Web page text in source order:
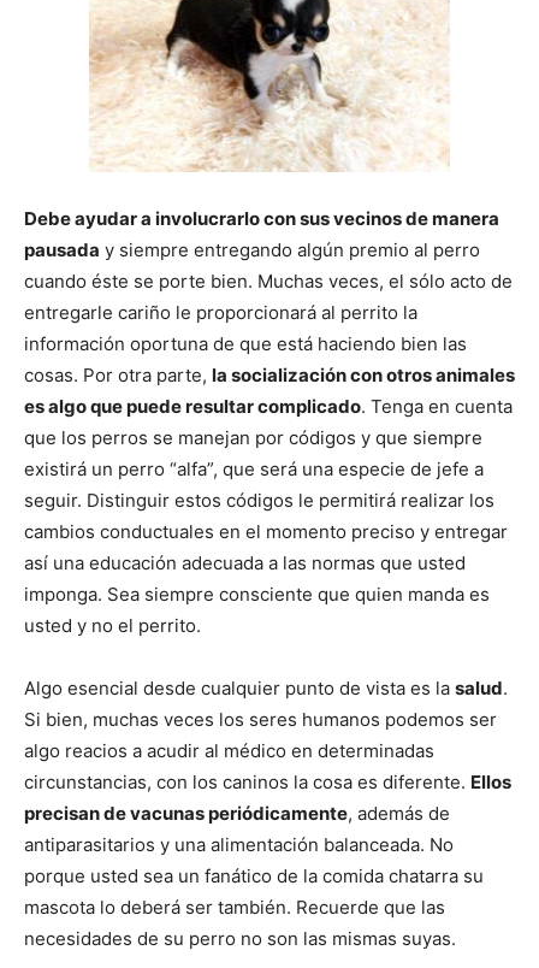
Perros
–
Fotos
de
Cachorros
Debe ayudar a involucrarlo con sus vecinos de manera
pausada y siempre entregando algún premio al perro
cuando éste se porte bien. Muchas veces, el sólo acto de
entregarle cariño le proporcionará al perrito la
información oportuna de que está haciendo bien las
cosas. Por otra parte, la socialización con otros animales
es algo que puede resultar complicado. Tenga en cuenta
que los perros se manejan por códigos y que siempre
existirá un perro “alfa”, que será una especie de jefe a
seguir. Distinguir estos códigos le permitirá realizar los
cambios conductuales en el momento preciso y entregar
así una educación adecuada a las normas que usted
imponga. Sea siempre consciente que quien manda es
usted y no el perrito.
Algo esencial desde cualquier punto de vista es la salud.
Si bien, muchas veces los seres humanos podemos ser
algo reacios a acudir al médico en determinadas
circunstancias, con los caninos la cosa es diferente. Ellos
precisan de vacunas periódicamente, además de
antiparasitarios y una alimentación balanceada. No
porque usted sea un fanático de la comida chatarra su
mascota lo deberá ser también. Recuerde que las
necesidades de su perro no son las mismas suyas.